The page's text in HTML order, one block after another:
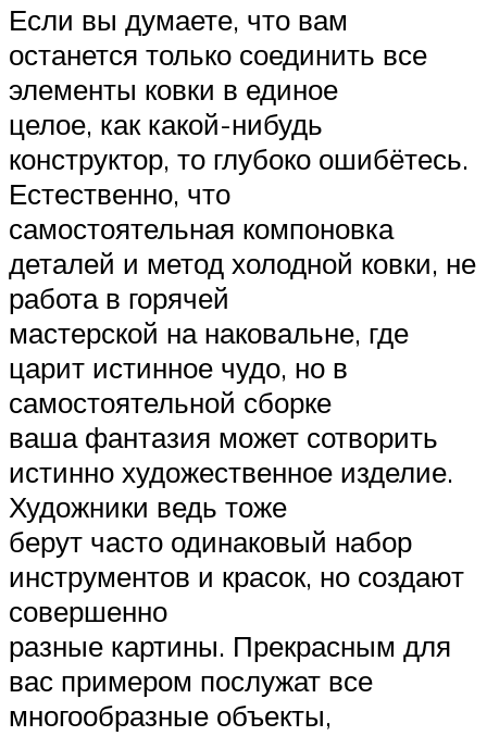
Если вы думаете, что вам
останется только соединить все
элементы ковки в единое
целое, как какой-нибудь
конструктор, то глубоко ошибётесь.
Естественно, что
самостоятельная компоновка
деталей и метод холодной ковки, не
работа в горячей
мастерской на наковальне, где
царит истинное чудо, но в
самостоятельной сборке
ваша фантазия может сотворить
истинно художественное изделие.
Художники ведь тоже
берут часто одинаковый набор
инструментов и красок, но создают
совершенно
разные картины. Прекрасным для
вас примером послужат все
многообразные объекты,